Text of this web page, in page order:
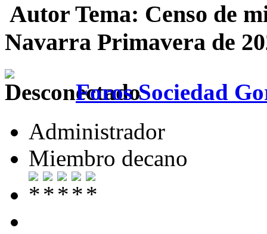
Autor Tema: Censo de
Navarra Primavera de
Foros Sociedad
Administrador
Miembro decano